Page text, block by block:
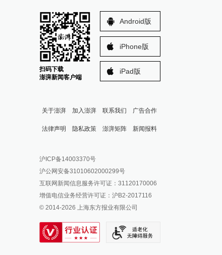
扫码下载
澎湃新闻客户端
Android版
iPhone版
iPad版
关于澎湃 加入澎湃 联系我们 广告合作
法律声明 隐私政策 澎湃矩阵
澎湃新闻公众号
澎湃新闻抖音号
派生万物开放平台
IP SHANGHAI
SIXTH TONE
新闻报料
报料邮箱: news@thepaper.cn
沪ICP备14003370号
沪公网安备31010602000299号
互联网新闻信息服务许可证：31120170006
增值电信业务经营许可证：沪B2-2017116
© 2014-2026 上海东方报业有限公司